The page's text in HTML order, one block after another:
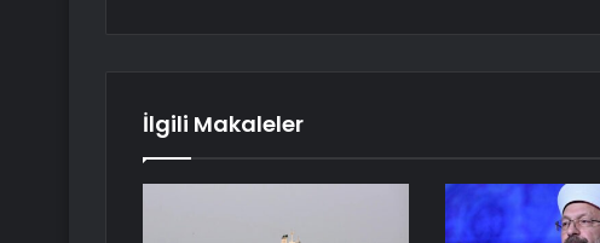
İlgili Makaleler